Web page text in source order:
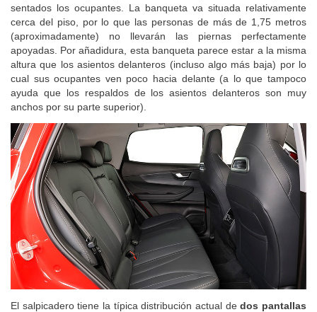
sentados los ocupantes. La banqueta va situada relativamente
cerca del piso, por lo que las personas de más de 1,75 metros
(aproximadamente) no llevarán las piernas perfectamente
apoyadas. Por añadidura, esta banqueta parece estar a la misma
altura que los asientos delanteros (incluso algo más baja) por lo
cual sus ocupantes ven poco hacia delante (a lo que tampoco
ayuda que los respaldos de los asientos delanteros son muy
anchos por su parte superior).
El salpicadero tiene la típica distribución actual dedos pantallas